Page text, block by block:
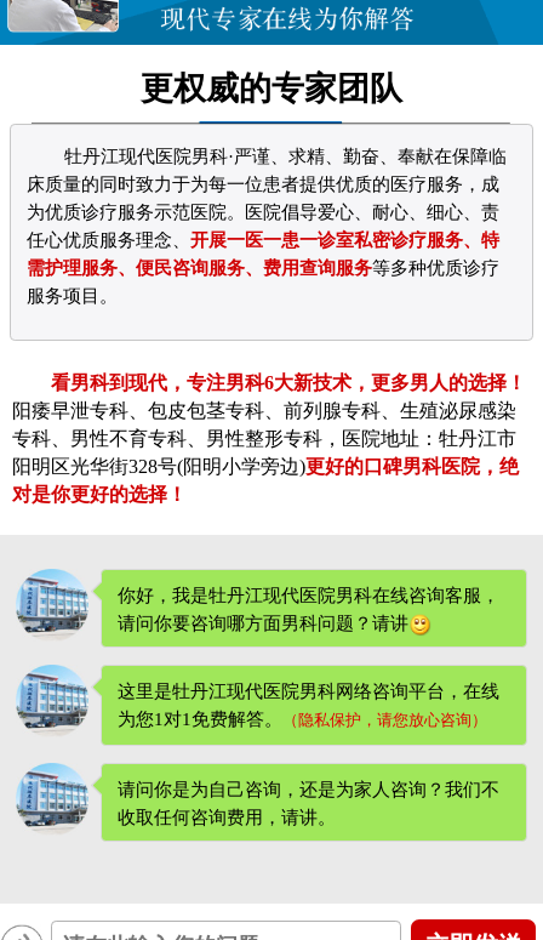
更权威的专家团队
牡丹江现代医院男科·严谨、求精、勤奋、奉献在保障临
床质量的同时致力于为每一位患者提供优质的医疗服务，成
为优质诊疗服务示范医院。医院倡导爱心、耐心、细心、责
任心优质服务理念、开展一医一患一诊室私密诊疗服务、特
需护理服务、便民咨询服务、费用查询服务等多种优质诊疗
服务项目。
看男科到现代，专注男科6大新技术，更多男人的选择！
阳痿早泄专科、包皮包茎专科、前列腺专科、生殖泌尿感染
专科、男性不育专科、男性整形专科，医院地址：牡丹江市
阳明区光华街328号(阳明小学旁边)更好的口碑男科医院，绝
对是你更好的选择！
你好，我是牡丹江现代医院男科在线咨询客服，
请问你要咨询哪方面男科问题？请讲
这里是牡丹江现代医院男科网络咨询平台，在线
为您1对1免费解答。
（隐私保护，请您放心咨询）
请问你是为自己咨询，还是为家人咨询？我们不
收取任何咨询费用 ，请讲。